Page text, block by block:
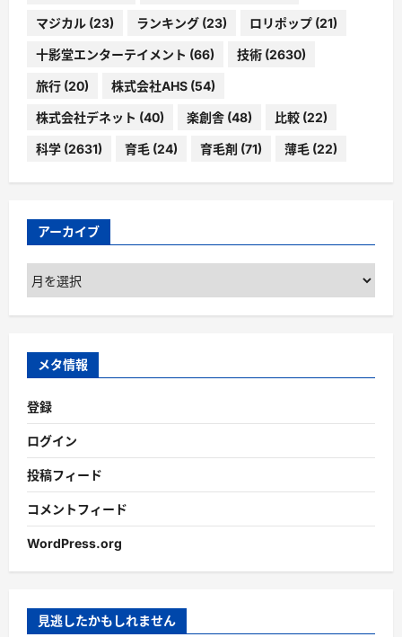
マジカル (23) ランキング (23) ロリポップ (21)
十影堂エンターテイメント (66) 技術 (2630)
旅行 (20) 株式会社AHS (54)
株式会社デネット (40) 楽創舎 (48) 比較 (22)
科学 (2631) 育毛 (24) 育毛剤 (71) 薄毛 (22)
アーカイブ
ア
ー
カ
ブ
メタ情報
登録
ログイン
投稿フィード
コメントフィード
WordPress.org
見逃したかもしれません